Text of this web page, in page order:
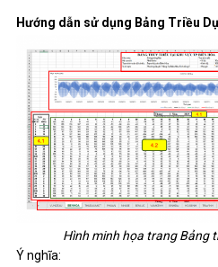
Hướng dẫn sử dụng Bảng Triều
Hình minh họa trang Bảng
Ý nghĩa: